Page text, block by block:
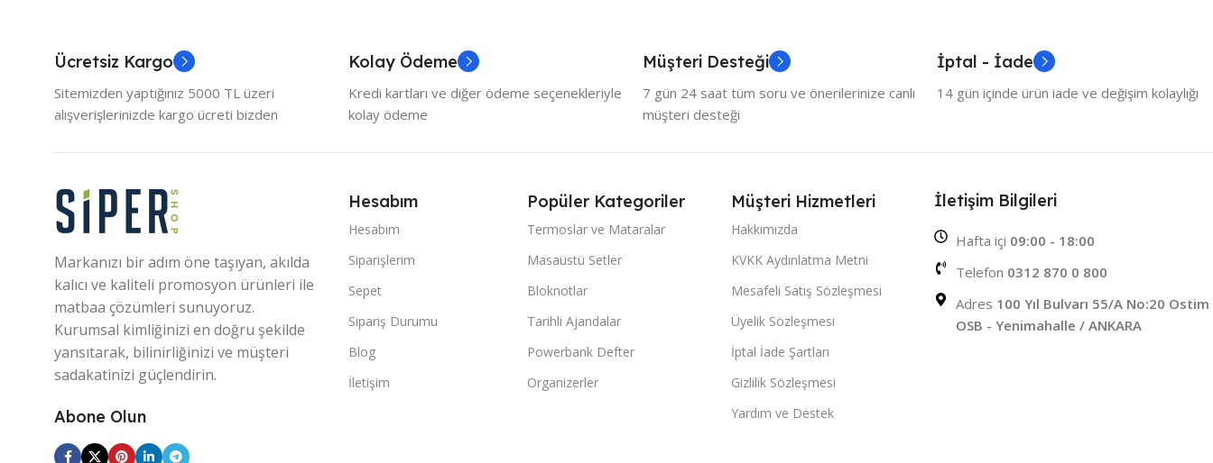
Ücretsiz Kargo
Sitemizden yaptığınız 5000 TL üzeri
alışverişlerinizde kargo ücreti bizden
Kolay Ödeme
Kredi kartları ve diğer ödeme seçenekleriyle
kolay ödeme
Müşteri Desteği
7 gün 24 saat tüm soru ve önerilerinize canlı
müşteri desteği
İptal - İade
14 gün içinde ürün iade ve değişim kolaylığı
Markanızı bir adım öne taşıyan, akılda
kalıcı ve kaliteli promosyon ürünleri ile
matbaa çözümleri sunuyoruz.
Kurumsal kimliğinizi en doğru şekilde
yansıtarak, bilinirliğinizi ve müşteri
sadakatinizi güçlendirin.
Abone Olun
Hesabım
Hesabım
Siparişlerim
Sepet
Sipariş Durumu
Blog
İletişim
Popüler Kategoriler
Termoslar ve Mataralar
Masaüstü Setler
Bloknotlar
Tarihli Ajandalar
Powerbank Defter
Organizerler
Müşteri Hizmetleri
Hakkımızda
KVKK Aydınlatma Metni
Mesafeli Satış Sözleşmesi
Üyelik Sözleşmesi
İptal İade Şartları
Gizlilik Sözleşmesi
Yardım ve Destek
İletişim Bilgileri
Hafta içi 09:00 - 18:00
Telefon 0312 870 0 800
Adres 100 Yıl Bulvarı 55/A No:20 Ostim
OSB - Yenimahalle / ANKARA